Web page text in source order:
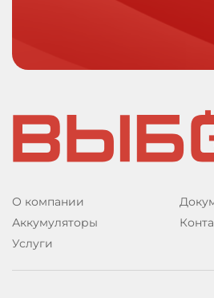
О компании
Аккумуляторы
Услуги